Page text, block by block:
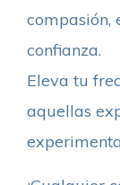
compasión,
confianza.
Eleva tu
aquellas